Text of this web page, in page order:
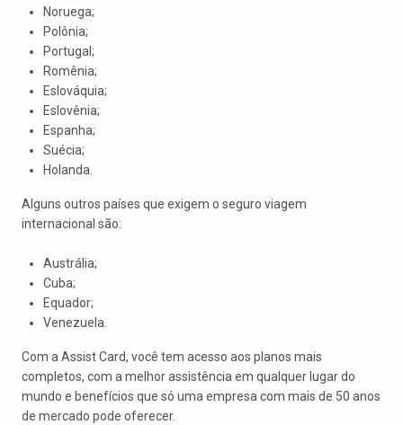
Noruega;
Polônia;
Portugal;
Romênia;
Eslováquia;
Eslovênia;
Espanha;
Suécia;
Holanda.
Alguns outros países que exigem o seguro viagem
internacional são:
Austrália;
Cuba;
Equador;
Venezuela.
Com a Assist Card, você tem acesso aos planos mais
completos, com a melhor assistência em qualquer lugar do
mundo e benefícios que só uma empresa com mais de 50 anos
de mercado pode oferecer.